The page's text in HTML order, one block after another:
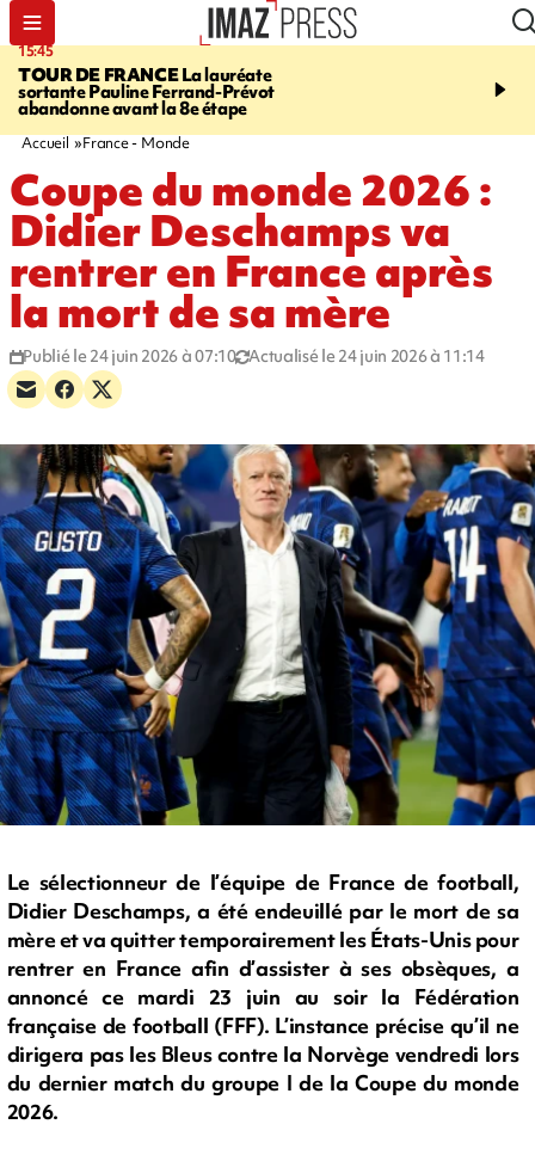
15:45
TOUR DE FRANCELa lauréate
sortante Pauline Ferrand-Prévot
abandonne avant la 8e étape
20:17
routière, concours de
Accueil France - Monde
Coupe du monde 2026 :
Didier Deschamps va
rentrer en France après
la mort de sa mère
Publié le 24 juin 2026 à 07:10 Actualisé le 24 juin 2026 à 11:14
Le sélectionneur de l’équipe de France de football,
Didier Deschamps, a été endeuillé par le mort de sa
mère et va quitter temporairement les États-Unis pour
rentrer en France afin d’assister à ses obsèques, a
annoncé ce mardi 23 juin au soir la Fédération
française de football (FFF). L’instance précise qu’il ne
dirigera pas les Bleus contre la Norvège vendredi lors
du dernier match du groupe I de la Coupe du monde
2026.